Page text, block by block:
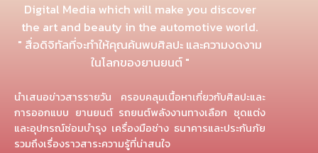
Digital Media which will make you discover
the art and beauty in the automotive world.
" สื่อดิจิทัลที่จะทำให้คุณค้นพบศิลปะ และความงดงาม
ในโลกของยานยนต์ "
นำเสนอข่าวสารรายวัน ครอบคลุมเนื้อหาเกี่ยวกับศิลปะและ
การออกแบบ ยานยนต์ รถยนต์พลังงานทางเลือก ชุดแต่ง
และอุปกรณ์ซ่อมบำรุง เครื่องมือช่าง ธนาคารและประกันภัย
รวมถึงเรื่องราวสาระความรู้ที่น่าสนใจ